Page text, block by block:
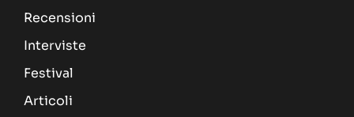
Recensioni
Interviste
Festival
Articoli